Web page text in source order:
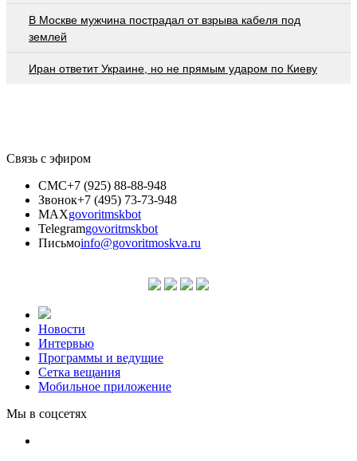
В Москве мужчина пострадал от взрыва кабеля под
землей
Иран ответит Украине, но не прямым ударом по Киеву
Связь с эфиром
СМС+7 (925) 88-88-948
Звонок+7 (495) 73-73-948
MAXgovoritmskbot
Telegramgovoritmskbot
Письмоinfo@govoritmoskva.ru
Новости
Интервью
Программы и ведущие
Сетка вещания
Мобильное приложение
Мы в соцсетях